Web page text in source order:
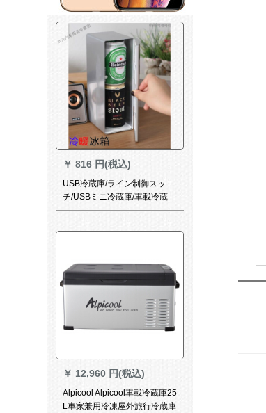
￥ 816 円(税込)
USB冷蔵庫/ライン制御スッ
チ/USBミニ冷蔵庫/車載冷蔵
庫/冷凍暖房/2用/大型冷蔵をよ
￥ 12,960 円(税込)
Alpicool Alpicool車載冷蔵庫25
L車家兼用冷凍屋外旅行冷蔵庫